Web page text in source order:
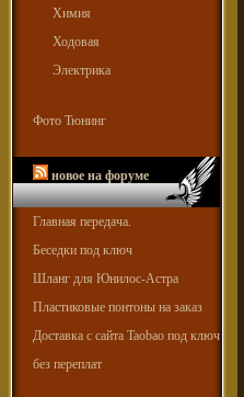
Химия
Ходовая
Электрика
Фото Тюнинг
новое на форуме
Главная передача.
Беседки под ключ
Шланг для Юнилос-Астра
Пластиковые понтоны на заказ
Доставка с сайта Taobao под ключ
без переплат